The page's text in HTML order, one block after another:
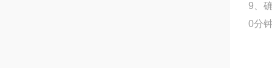
9、
0分